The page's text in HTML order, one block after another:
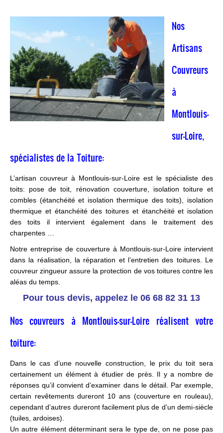
Nos
Artisans
Couvreurs
à
Montlouis-
sur-Loire,
spécialistes de la Toiture:
L’artisan couvreur à Montlouis-sur-Loire est le spécialiste des
toits: pose de toit, rénovation couverture, isolation toiture et
combles (étanchéité et isolation thermique des toits), isolation
thermique et étanchéité des toitures et étanchéité et isolation
des toits il intervient également dans le traitement des
charpentes …
Notre entreprise de couverture à Montlouis-sur-Loire intervient
dans la réalisation, la réparation et l’entretien des toitures. Le
couvreur zingueur assure la protection de vos toitures contre les
aléas du temps.
Pour tous devis, appelez le 06 68 82 31 13
Nos couvreurs à Montlouis-sur-Loire réalisent votre
toiture:
Dans le cas d’une nouvelle construction, le prix du toit sera
certainement un élément à étudier de près. Il y a nombre de
réponses qu’il convient d’examiner dans le détail. Par exemple,
certain revêtements dureront 10 ans (couverture en rouleau),
cependant d’autres dureront facilement plus de d’un demi-siècle
(tuiles, ardoises).
Un autre élément déterminant sera le type de, on ne pose pas